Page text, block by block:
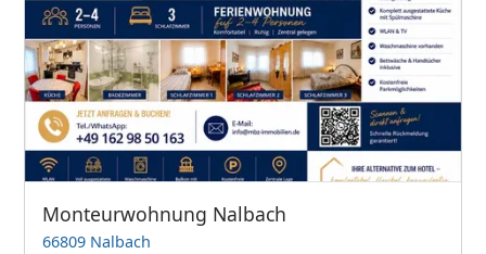
Monteurwohnung Nalbach
66809 Nalbach